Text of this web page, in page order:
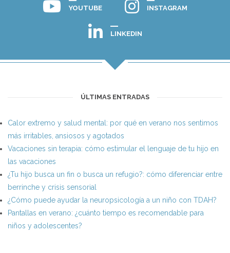
YOUTUBE INSTAGRAM
LINKEDIN
ÚLTIMAS ENTRADAS
Calor extremo y salud mental: por qué en verano nos sentimos
más irritables, ansiosos y agotados
Vacaciones sin terapia: cómo estimular el lenguaje de tu hijo en
las vacaciones
¿Tu hijo busca un fin o busca un refugio?: cómo diferenciar entre
berrinche y crisis sensorial
¿Cómo puede ayudar la neuropsicología a un niño con TDAH?
Pantallas en verano: ¿cuánto tiempo es recomendable para
niños y adolescentes?